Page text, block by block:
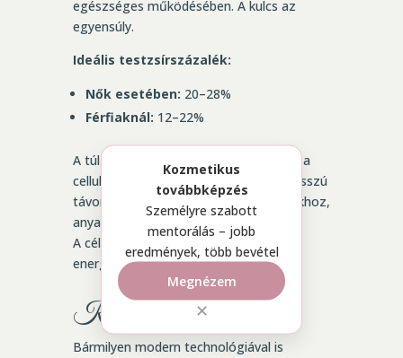
egészséges működésében. A kulcs az
egyensúly.
Ideális testzsírszázalék:
Nők esetében: 20–28%
Férfiaknál: 12–22%
A túl magas testzsírszázalék nemcsak a
cellulit megjelenését erősíti, hanem hosszú
távon hormonális egyensúlytalanságokhoz,
anyagcsere-problémákhoz is vezethet.
A cél nem a koplalás – hanem egy
energikusabb, egészségesebb test.
Közös siker: mi + Ön
Bármilyen modern technológiával is
Kozmetikus
továbbképzés
Személyre szabott
mentorálás – jobb
eredmények, több bevétel
Megnézem
✕